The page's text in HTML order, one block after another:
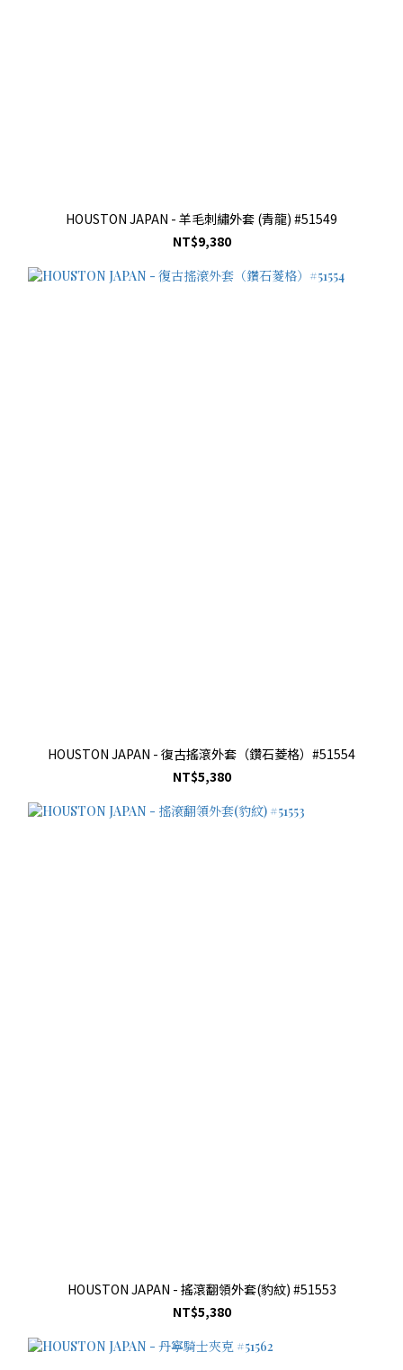
HOUSTON JAPAN - 羊毛刺繡外套 (青龍) #51549
NT$9,380
HOUSTON JAPAN - 復古搖滾外套（鑽石菱格）#51554
NT$5,380
HOUSTON JAPAN - 搖滾翻領外套(豹紋) #51553
NT$5,380